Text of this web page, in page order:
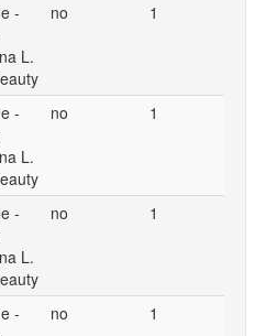
-
L.
no 1
-
L.
no 1
-
L.
no 1
-
no 1